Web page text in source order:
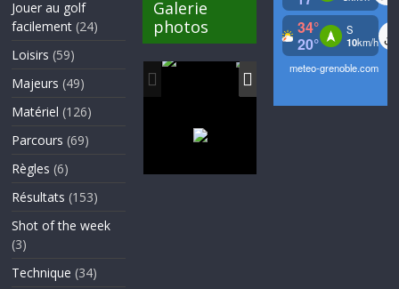
Jouer au golf
facilement (24)
Loisirs (59)
Majeurs (49)
Matériel (126)
Parcours (69)
Règles (6)
Résultats (153)
Shot of the week
(3)
Technique (34)
Galerie
photos